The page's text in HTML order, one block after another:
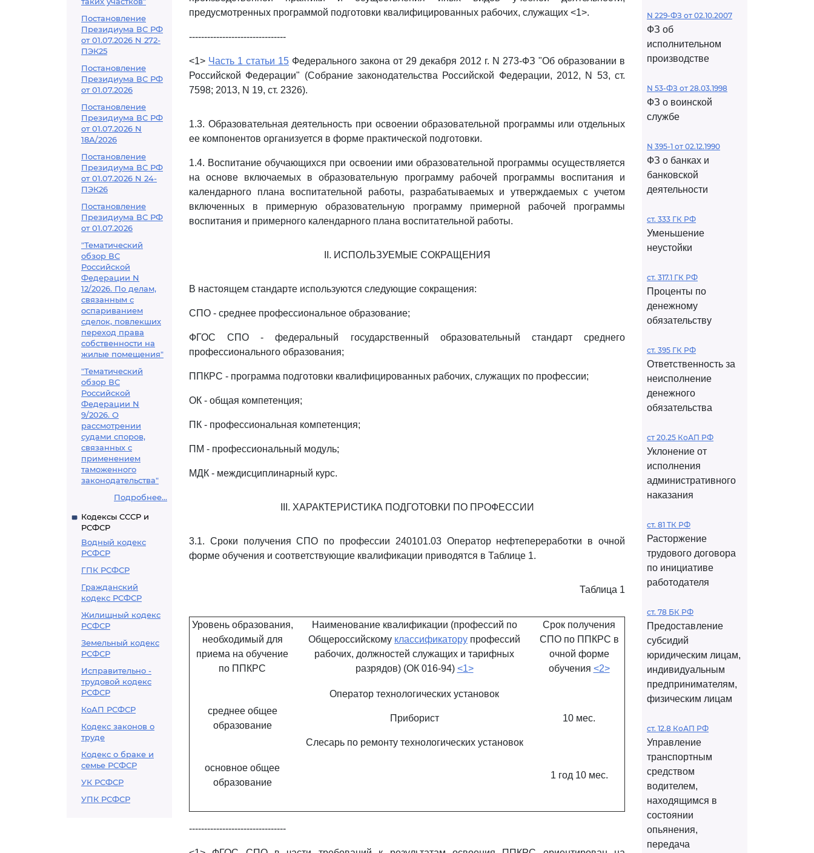
Постановление
Президиума ВС РФ
от 01.07.2026 N 272-
ПЭК25
Постановление
Президиума ВС РФ
от 01.07.2026
Постановление
Президиума ВС РФ
от 01.07.2026 N
18А/2026
Постановление
Президиума ВС РФ
от 01.07.2026 N 24-
ПЭК26
Постановление
Президиума ВС РФ
от 01.07.2026
"Тематический
обзор ВС
Российской
Федерации N
12/2026. По делам,
связанным с
оспариванием
сделок, повлекших
переход права
собственности на
жилые помещения"
"Тематический
обзор ВС
Российской
Федерации N
9/2026. О
рассмотрении
судами споров,
связанных с
применением
таможенного
законодательства"
Подробнее...
Кодексы СССР и
РСФСР
Водный кодекс
РСФСР
ГПК РСФСР
Гражданский
кодекс РСФСР
Жилищный кодекс
РСФСР
Земельный кодекс
РСФСР
Исправительно -
трудовой кодекс
РСФСР
КоАП РСФСР
Кодекс законов о
труде
Кодекс о браке и
семье РСФСР
УК РСФСР
УПК РСФСР
предусмотренных программой подготовки квалифицированных рабочих, служащих <1>.
--------------------------------
<1> Часть 1 статьи 15 Федерального закона от 29 декабря 2012 г. N 273-ФЗ "Об образовании в
Российской Федерации" (Собрание законодательства Российской Федерации, 2012, N 53, ст.
7598; 2013, N 19, ст. 2326).
1.3. Образовательная деятельность при освоении образовательной программы или отдельных
ее компонентов организуется в форме практической подготовки.
1.4. Воспитание обучающихся при освоении ими образовательной программы осуществляется
на основе включаемых в образовательную программу рабочей программы воспитания и
календарного плана воспитательной работы, разрабатываемых и утверждаемых с учетом
включенных в примерную образовательную программу примерной рабочей программы
воспитания и примерного календарного плана воспитательной работы.
II. ИСПОЛЬЗУЕМЫЕ СОКРАЩЕНИЯ
В настоящем стандарте используются следующие сокращения:
СПО - среднее профессиональное образование;
ФГОС СПО - федеральный государственный образовательный стандарт среднего
профессионального образования;
ППКРС - программа подготовки квалифицированных рабочих, служащих по профессии;
ОК - общая компетенция;
ПК - профессиональная компетенция;
ПМ - профессиональный модуль;
МДК - междисциплинарный курс.
III. ХАРАКТЕРИСТИКА ПОДГОТОВКИ ПО ПРОФЕССИИ
3.1. Сроки получения СПО по профессии 240101.03 Оператор нефтепереработки в очной
форме обучения и соответствующие квалификации приводятся в Таблице 1.
Таблица 1
Уровень образования,
необходимый для
приема на обучение
по ППКРС
Наименование квалификации (профессий по
Общероссийскому классификатору профессий
рабочих, должностей служащих и тарифных
разрядов) (ОК 016-94) <1>
Срок получения
СПО по ППКРС в
очной форме
обучения <2>
среднее общее
образование
Оператор технологических установок
Приборист
Слесарь по ремонту технологических установок
10 мес.
основное общее
образование
1 год 10 мес.
--------------------------------
N 229-ФЗ от 02.10.2007
ФЗ об
исполнительном
производстве
N 53-ФЗ от 28.03.1998
ФЗ о воинской
службе
N 395-1 от 02.12.1990
ФЗ о банках и
банковской
деятельности
ст. 333 ГК РФ
Уменьшение
неустойки
ст. 317.1 ГК РФ
Проценты по
денежному
обязательству
ст. 395 ГК РФ
Ответственность за
неисполнение
денежного
обязательства
ст 20.25 КоАП РФ
Уклонение от
исполнения
административного
наказания
ст. 81 ТК РФ
Расторжение
трудового договора
по инициативе
работодателя
ст. 78 БК РФ
Предоставление
субсидий
юридическим лицам,
индивидуальным
предпринимателям,
физическим лицам
ст. 12.8 КоАП РФ
Управление
транспортным
средством
водителем,
находящимся в
состоянии
опьянения,
передача